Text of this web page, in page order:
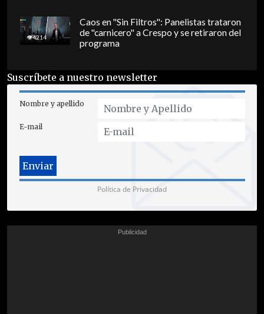
4214
Caos en "Sin Filtros": Panelistas trataron
de "carnicero" a Crespo y se retiraron del
programa
Suscríbete a nuestro newsletter
Nombre y apellido
E-mail
Política de Privacidad